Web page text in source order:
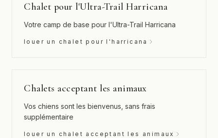
Chalet pour l'Ultra-Trail Harricana
Votre camp de base pour l'Ultra-Trail Harricana
louer un chalet pour l'harricana
Chalets acceptant les animaux
Vos chiens sont les bienvenus, sans frais
supplémentaire
louer un chalet acceptant les animaux